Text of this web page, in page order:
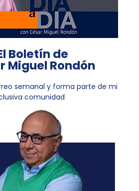
Boletín de
Miguel Rondón
semanal y forma parte de mi
comunidad